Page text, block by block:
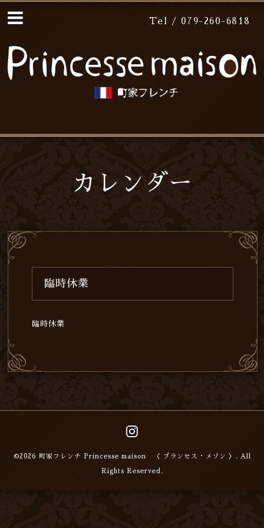
Tel / 079-260-6818
カレンダー
臨時休業
臨時休業
©2026 町家フレンチ Princesse maison 〈 プランセス・メゾン 〉 . All
Rights Reserved.